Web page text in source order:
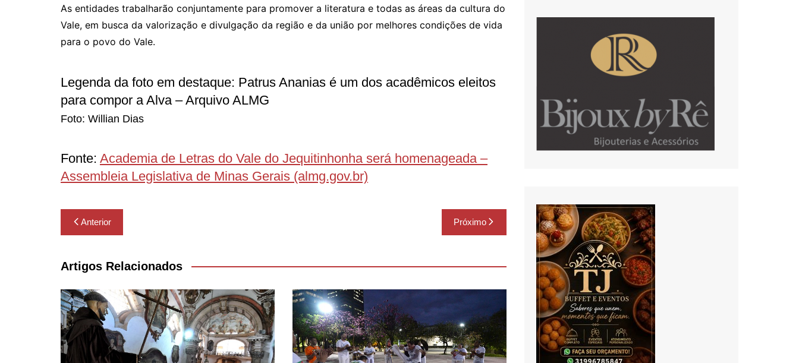
As entidades trabalharão conjuntamente para promover a literatura e todas as áreas da cultura do
Vale, em busca da valorização e divulgação da região e da união por melhores condições de vida
para o povo do Vale.
Legenda da foto em destaque: Patrus Ananias é um dos acadêmicos eleitos
para compor a Alva – Arquivo ALMG
Foto: Willian Dias
Fonte: Academia de Letras do Vale do Jequitinhonha será homenageada –
Assembleia Legislativa de Minas Gerais (almg.gov.br)
Navegação
de
Post
Anterior Próximo
Artigos Relacionados